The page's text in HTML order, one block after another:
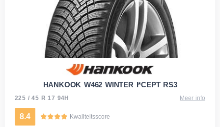
HANKOOK W462 WINTER I*CEPT RS3
225 / 45 R 17 94H Meer info
8.4 Kwaliteitsscore